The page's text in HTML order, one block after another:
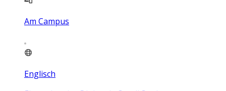
Am Campus
Englisch